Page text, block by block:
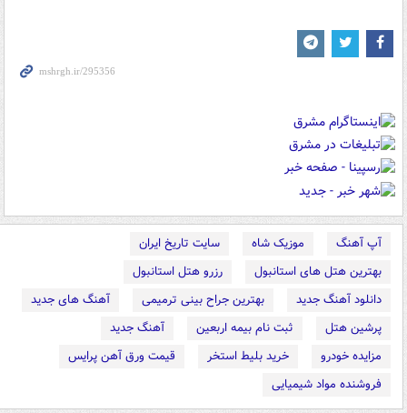
آپ آهنگ موزیک شاه
سایت تاریخ ایران
بهترین هتل های استانبول
رزرو هتل استانبول
دانلود آهنگ جدید
بهترین جراح بینی ترمیمی
آهنگ های جدید
پرشین هتل
ثبت نام بیمه اربعین
آهنگ جدید
مزایده خودرو
خرید بلیط استخر
قیمت ورق آهن پرایس
فروشنده مواد شیمیایی